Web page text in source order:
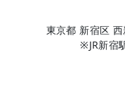
東京都 新宿区
※JR新宿